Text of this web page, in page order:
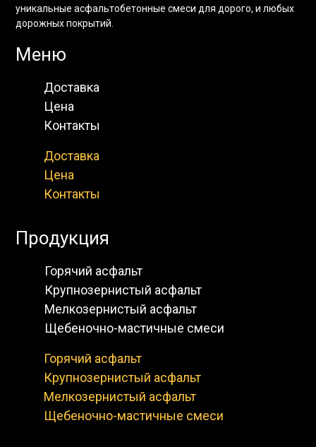
+7(499)348-11-17
уникальные асфальтобетонные смеси для дорого, и любых
дорожных покрытий.
Меню
Доставка
Цена
Контакты
Доставка
Цена
Контакты
Продукция
Горячий асфальт
Крупнозернистый асфальт
Мелкозернистый асфальт
Щебеночно-мастичные смеси
Горячий асфальт
Крупнозернистый асфальт
Мелкозернистый асфальт
Щебеночно-мастичные смеси